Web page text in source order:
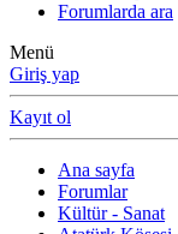
Forumlarda ara
Menü
Giriş yap
Kayıt ol
Ana sayfa
Forumlar
Kültür - Sanat